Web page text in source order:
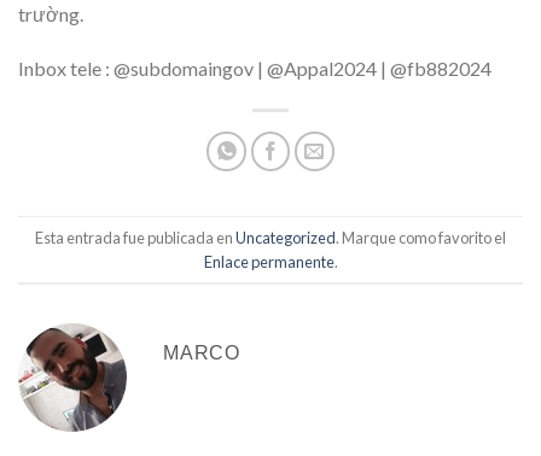
trường.
Inbox tele : @subdomaingov | @Appal2024 | @fb882024
Esta entrada fue publicada enUncategorized. Marque como favorito el
Enlace permanente.
MARCO